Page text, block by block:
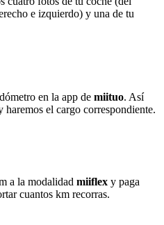
e izquierdo) y una de tu
en la app de miituo. Así
haremos el cargo correspondiente.
a la modalidad miiflex y paga
cuantos km recorras.